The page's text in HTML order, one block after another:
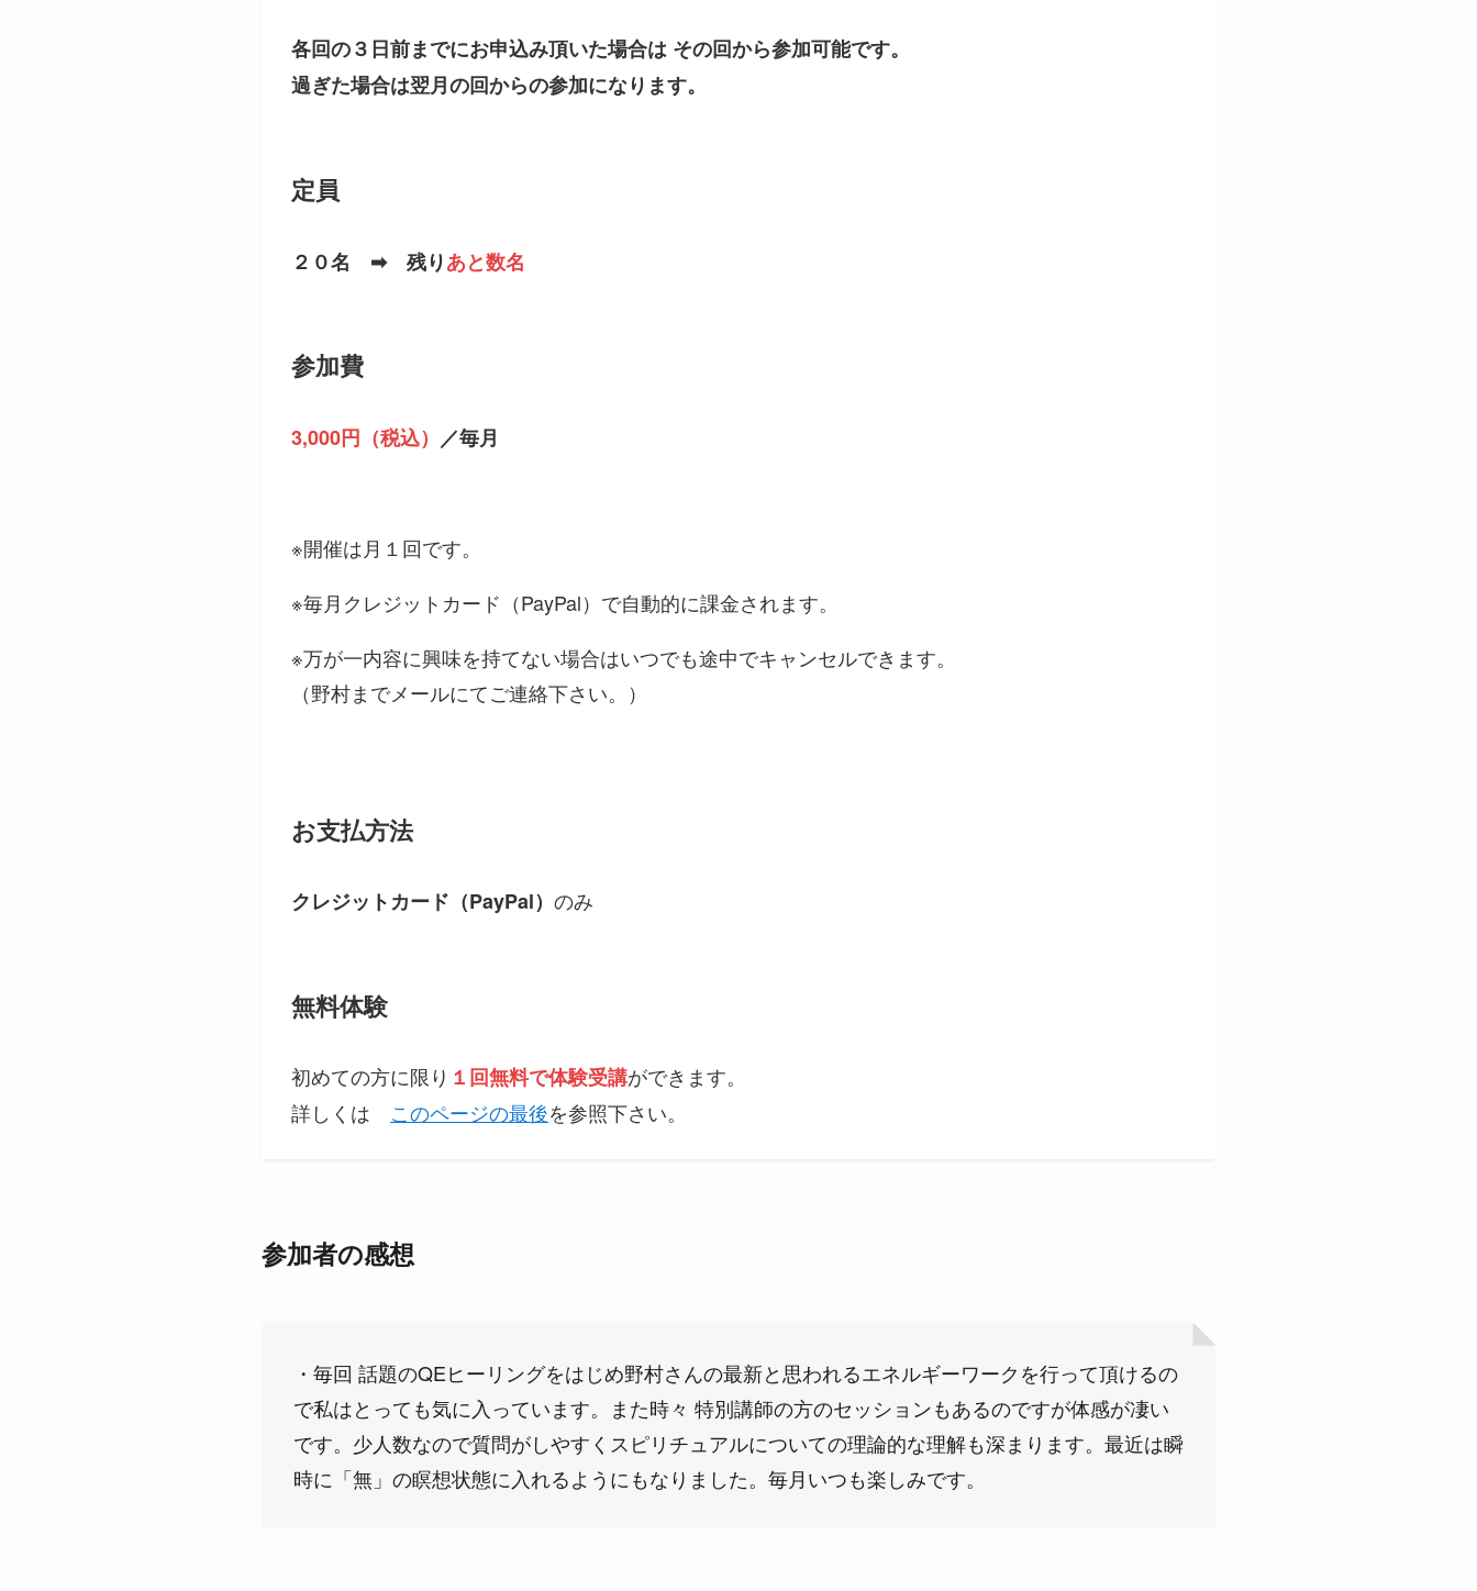
各回の３日前までにお申込み頂いた場合は その回から参加可能です。
過ぎた場合は翌月の回からの参加になります。
定員
２０名 ➡ 残りあと数名
参加費
3,000円（税込） ／毎月
※開催は月１回です。
※毎月クレジットカード（PayPal）で自動的に課金されます。
※万が一内容に興味を持てない場合はいつでも途中でキャンセルできます。
（野村までメールにてご連絡下さい。）
お支払方法
クレジットカード（PayPal） のみ
無料体験
初めての方に限り １回無料で体験受講ができます。
詳しくは このページの最後を参照下さい。
参加者の感想
・毎回 話題のQEヒーリングをはじめ野村さんの最新と思われるエネルギーワークを行って頂けるの
で私はとっても気に入っています。また時々 特別講師の方のセッションもあるのですが体感が凄い
です。少人数なので質問がしやすくスピリチュアルについての理論的な理解も深まります。最近は瞬
時に「無」の瞑想状態に入れるようにもなりました。毎月いつも楽しみです。